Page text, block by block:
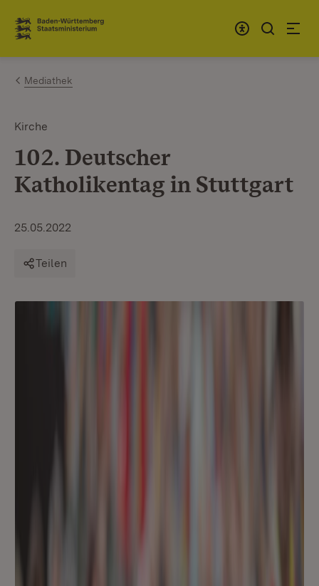
Zum Inhalt springen
Link zur Startseite
Mediathek
Kirche
102. Deutscher
Katholikentag in Stuttgart
25.05.2022
Teilen